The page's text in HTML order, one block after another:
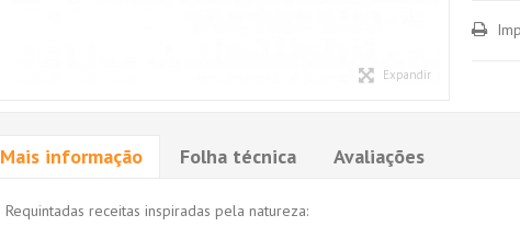
Expandir
Mais informação Folha técnica Avaliações
Requintadas receitas inspiradas pela natureza: